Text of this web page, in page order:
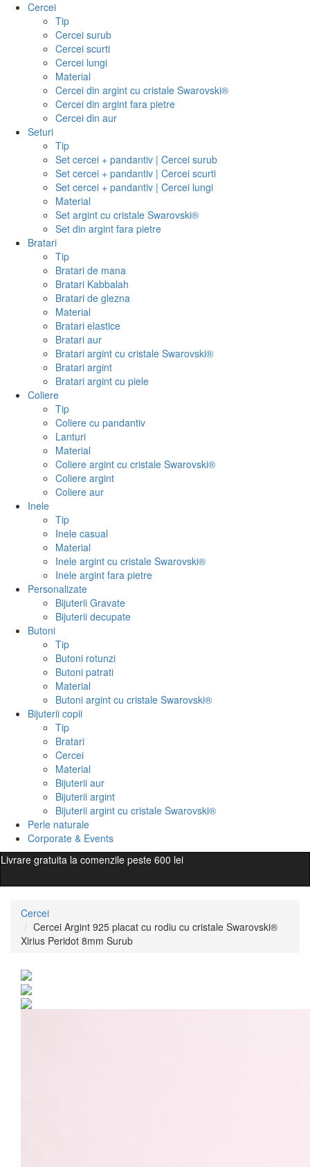
Cercei
Tip
Cercei surub
Cercei scurti
Cercei lungi
Material
Cercei din argint cu cristale Swarovski®
Cercei din argint fara pietre
Cercei din aur
Seturi
Tip
Set cercei + pandantiv | Cercei surub
Set cercei + pandantiv | Cercei scurti
Set cercei + pandantiv | Cercei lungi
Material
Set argint cu cristale Swarovski®
Set din argint fara pietre
Bratari
Tip
Bratari de mana
Bratari Kabbalah
Bratari de glezna
Material
Bratari elastice
Bratari aur
Bratari argint cu cristale Swarovski®
Bratari argint
Bratari argint cu piele
Coliere
Tip
Coliere cu pandantiv
Lanturi
Material
Coliere argint cu cristale Swarovski®
Coliere argint
Coliere aur
Inele
Tip
Inele casual
Material
Inele argint cu cristale Swarovski®
Inele argint fara pietre
Personalizate
Bijuterii Gravate
Bijuterii decupate
Butoni
Tip
Butoni rotunzi
Butoni patrati
Material
Butoni argint cu cristale Swarovski®
Bijuterii copii
Tip
Bratari
Cercei
Material
Bijuterii aur
Bijuterii argint
Bijuterii argint cu cristale Swarovski®
Perle naturale
Corporate & Events
Livrare gratuita la comenzile peste 600 lei
Cercei
Cercei Argint 925 placat cu rodiu cu cristale Swarovski®
Xirius Peridot 8mm Surub